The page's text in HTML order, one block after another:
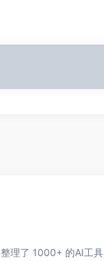
理了 1000+ 的AI工